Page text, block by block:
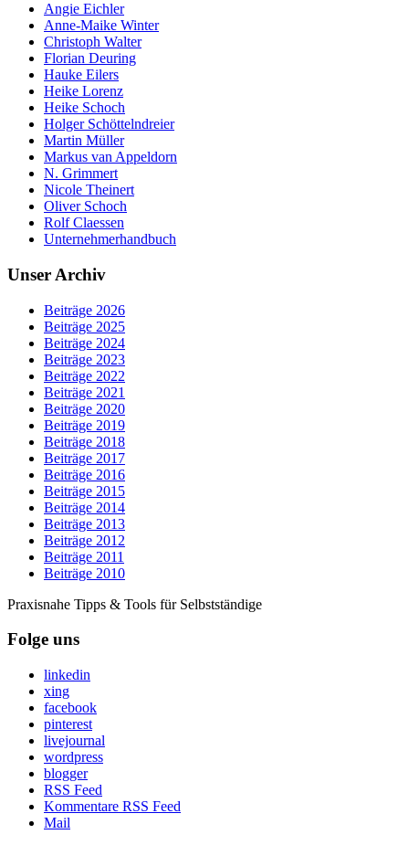
Angie Eichler
Anne-Maike Winter
Christoph Walter
Florian Deuring
Hauke Eilers
Heike Lorenz
Heike Schoch
Holger Schöttelndreier
Martin Müller
Markus van Appeldorn
N. Grimmert
Nicole Theinert
Oliver Schoch
Rolf Claessen
Unternehmerhandbuch
Unser Archiv
Beiträge 2026
Beiträge 2025
Beiträge 2024
Beiträge 2023
Beiträge 2022
Beiträge 2021
Beiträge 2020
Beiträge 2019
Beiträge 2018
Beiträge 2017
Beiträge 2016
Beiträge 2015
Beiträge 2014
Beiträge 2013
Beiträge 2012
Beiträge 2011
Beiträge 2010
Praxisnahe Tipps & Tools für Selbstständige
Folge uns
linkedin
xing
facebook
pinterest
livejournal
wordpress
blogger
RSS Feed
Kommentare RSS Feed
Mail